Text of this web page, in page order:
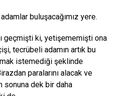
adamlar buluşacağımız yere.
geçmişti ki, yetişememişti ona
tecrübeli adamın artık bu
istemediği şeklinde
paralarını alacak ve
sonuna dek bir daha